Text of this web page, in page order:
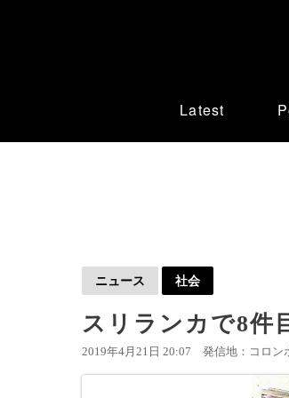
Latest
ニュース 社会
スリランカで8件
2019年4月21日 20:07 発信地：コロン